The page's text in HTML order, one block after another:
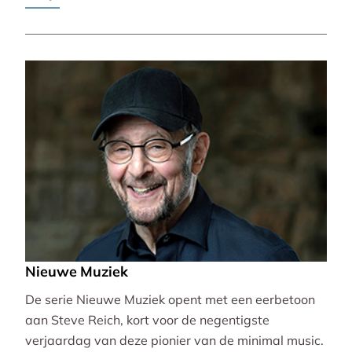
Nieuwe Muziek
De serie Nieuwe Muziek opent met een eerbetoon
aan Steve Reich, kort voor de negentigste
verjaardag van deze pionier van de minimal music.